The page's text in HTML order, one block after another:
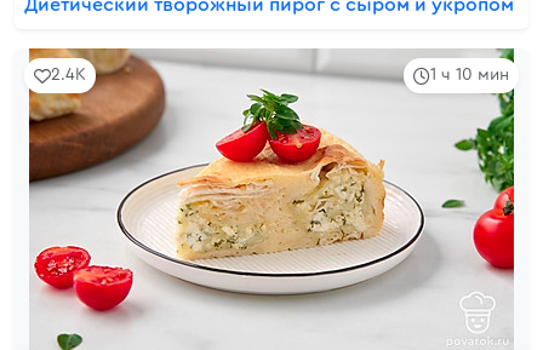
Диетический творожный пирог с сыром и укропом
1 ч 10 мин
2.4K